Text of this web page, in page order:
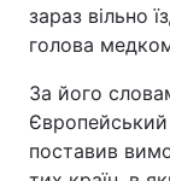
Зброя
Здоров'я
Цікавинки
зараз вільно
голова
За його
поставив